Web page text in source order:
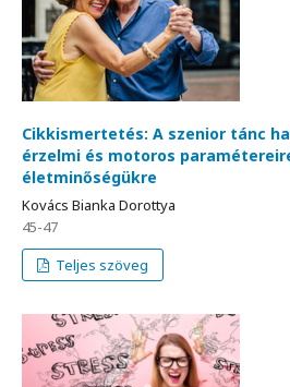
Cikkismertetés: A szenior tánc
érzelmi és motoros
életminőségükre
Kovács Bianka Dorottya
45-47
Teljes szöveg